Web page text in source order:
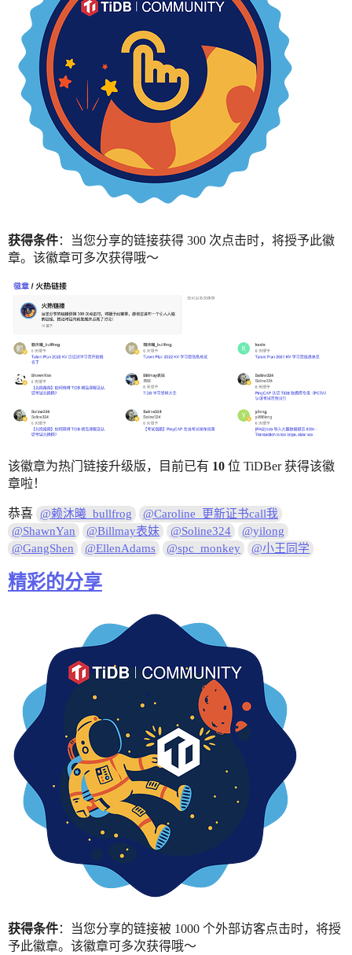
获得条件：当您分享的链接获得 300 次点击时，将授予此徽
章。该徽章可多次获得哦～
该徽章为热门链接升级版，目前已有 10 位 TiDBer 获得该徽
章啦！
恭喜 @赖沐曦_bullfrog
@Caroline_更新证书call我
@ShawnYan
@Billmay表妹 @Soline324
@yilong
@GangShen
@EllenAdams @spc_monkey @小王同学
精彩的分享
获得条件：当您分享的链接被 1000 个外部访客点击时，将授
予此徽章。该徽章可多次获得哦～